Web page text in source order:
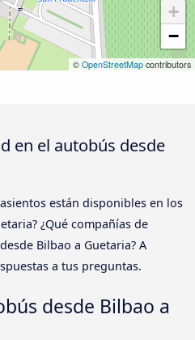
+
−
© OpenStreetMap contributors
en el autobús desde
están disponibles en los
¿Qué compañías de
Bilbao a Guetaria? A
a tus preguntas.
desde Bilbao a